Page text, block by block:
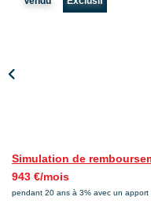
Simulation de
943 €/mois
pendant 20 ans à 3% avec un apport